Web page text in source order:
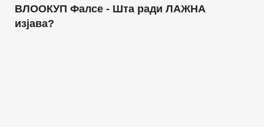
ВЛООКУП Фалсе - Шта ради ЛАЖНА
изјава?